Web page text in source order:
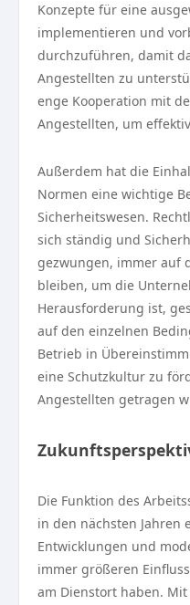
Konzepte für eine
implementieren und
durchzuführen, damit
Angestellten zu
enge Kooperation mit
Angestellten, um
Außerdem hat die
Normen eine wichtige
Sicherheitswesen.
sich ständig und
gezwungen, immer auf
bleiben, um die
Herausforderung ist,
auf den einzelnen
Betrieb in
eine Schutzkultur zu
Angestellten getragen
Die Funktion des
in den nächsten Jahren
Entwicklungen und
immer größeren
am Dienstort haben.